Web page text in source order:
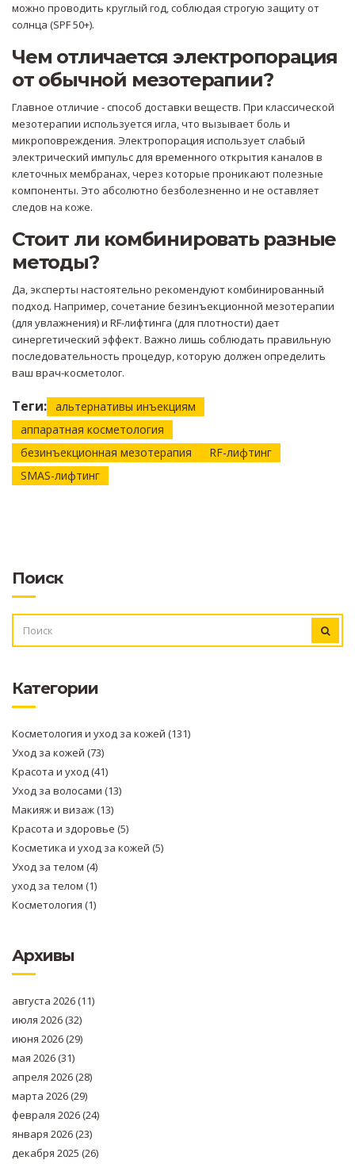
можно проводить круглый год, соблюдая строгую защиту от
солнца (SPF 50+).
Чем отличается электропорация
от обычной мезотерапии?
Главное отличие - способ доставки веществ. При классической
мезотерапии используется игла, что вызывает боль и
микроповреждения. Электропорация использует слабый
электрический импульс для временного открытия каналов в
клеточных мембранах, через которые проникают полезные
компоненты. Это абсолютно безболезненно и не оставляет
следов на коже.
Стоит ли комбинировать разные
методы?
Да, эксперты настоятельно рекомендуют комбинированный
подход. Например, сочетание безинъекционной мезотерапии
(для увлажнения) и RF-лифтинга (для плотности) дает
синергетический эффект. Важно лишь соблюдать правильную
последовательность процедур, которую должен определить
ваш врач-косметолог.
Теги: альтернативы инъекциям
аппаратная косметология
безинъекционная мезотерапия
RF-лифтинг
SMAS-лифтинг
Поиск
Категории
Косметология и уход за кожей (131)
Уход за кожей (73)
Красота и уход(41)
Уход за волосами (13)
Макияж и визаж(13)
Красота и здоровье (5)
Косметика и уход за кожей (5)
Уход за телом (4)
уход за телом (1)
Косметология (1)
Архивы
августа 2026(11)
июля 2026(32)
июня 2026(29)
мая 2026(31)
апреля 2026(28)
марта 2026(29)
февраля 2026(24)
января 2026(23)
декабря 2025 (26)